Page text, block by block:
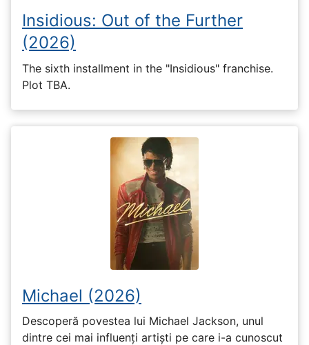
Insidious: Out of the Further
(2026)
The sixth installment in the "Insidious" franchise.
Plot TBA.
Michael (2026)
Descoperă povestea lui Michael Jackson, unul
dintre cei mai influenți artiști pe care i-a cunoscut